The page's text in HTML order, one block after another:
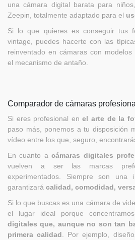
una cámara digital barata para
Zeepin, totalmente adaptado para el
Si lo que quieres es conseguir tus
vintage, puedes hacerte con las
reinventado en cámaras con
el mecanismo de antaño.
Comparador de cámaras
Si eres profesional enel arte de la
paso más, ponemos a tu disposición
vídeo entre los que, seguro,
En cuanto acámaras digitales
vuelven a ser las marcas
experimentados. Siempre son una
garantizará calidad, comodidad,
Si lo que buscas es una cámara de
el lugar ideal porque
digitales que, aunque no son tan
primera calidad . Por ejemplo,